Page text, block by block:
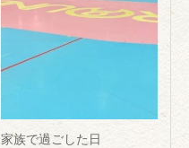
家族で過ごした日